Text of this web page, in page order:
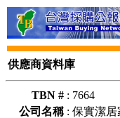
供應商資料庫
TBN # : 7664
公司名稱: 保實潔居